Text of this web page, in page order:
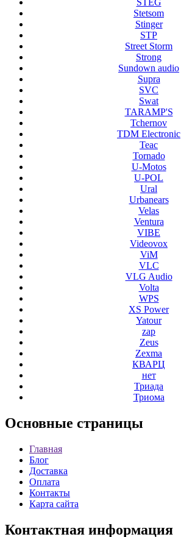
STEG
Stetsom
Stinger
STP
Street Storm
Strong
Sundown audio
Supra
SVC
Swat
TARAMP'S
Tchernov
TDM Electronic
Teac
Tornado
U-Motos
U-POL
Ural
Urbanears
Velas
Ventura
VIBE
Videovox
ViM
VLC
VLG Audio
Volta
WPS
XS Power
Yatour
zap
Zeus
Zexma
КВАРЦ
нет
Триада
Триома
Основные страницы
Главная
Блог
Доставка
Оплата
Контакты
Карта сайта
Контактная информация